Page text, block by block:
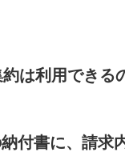
は利用できる
付書に、請求